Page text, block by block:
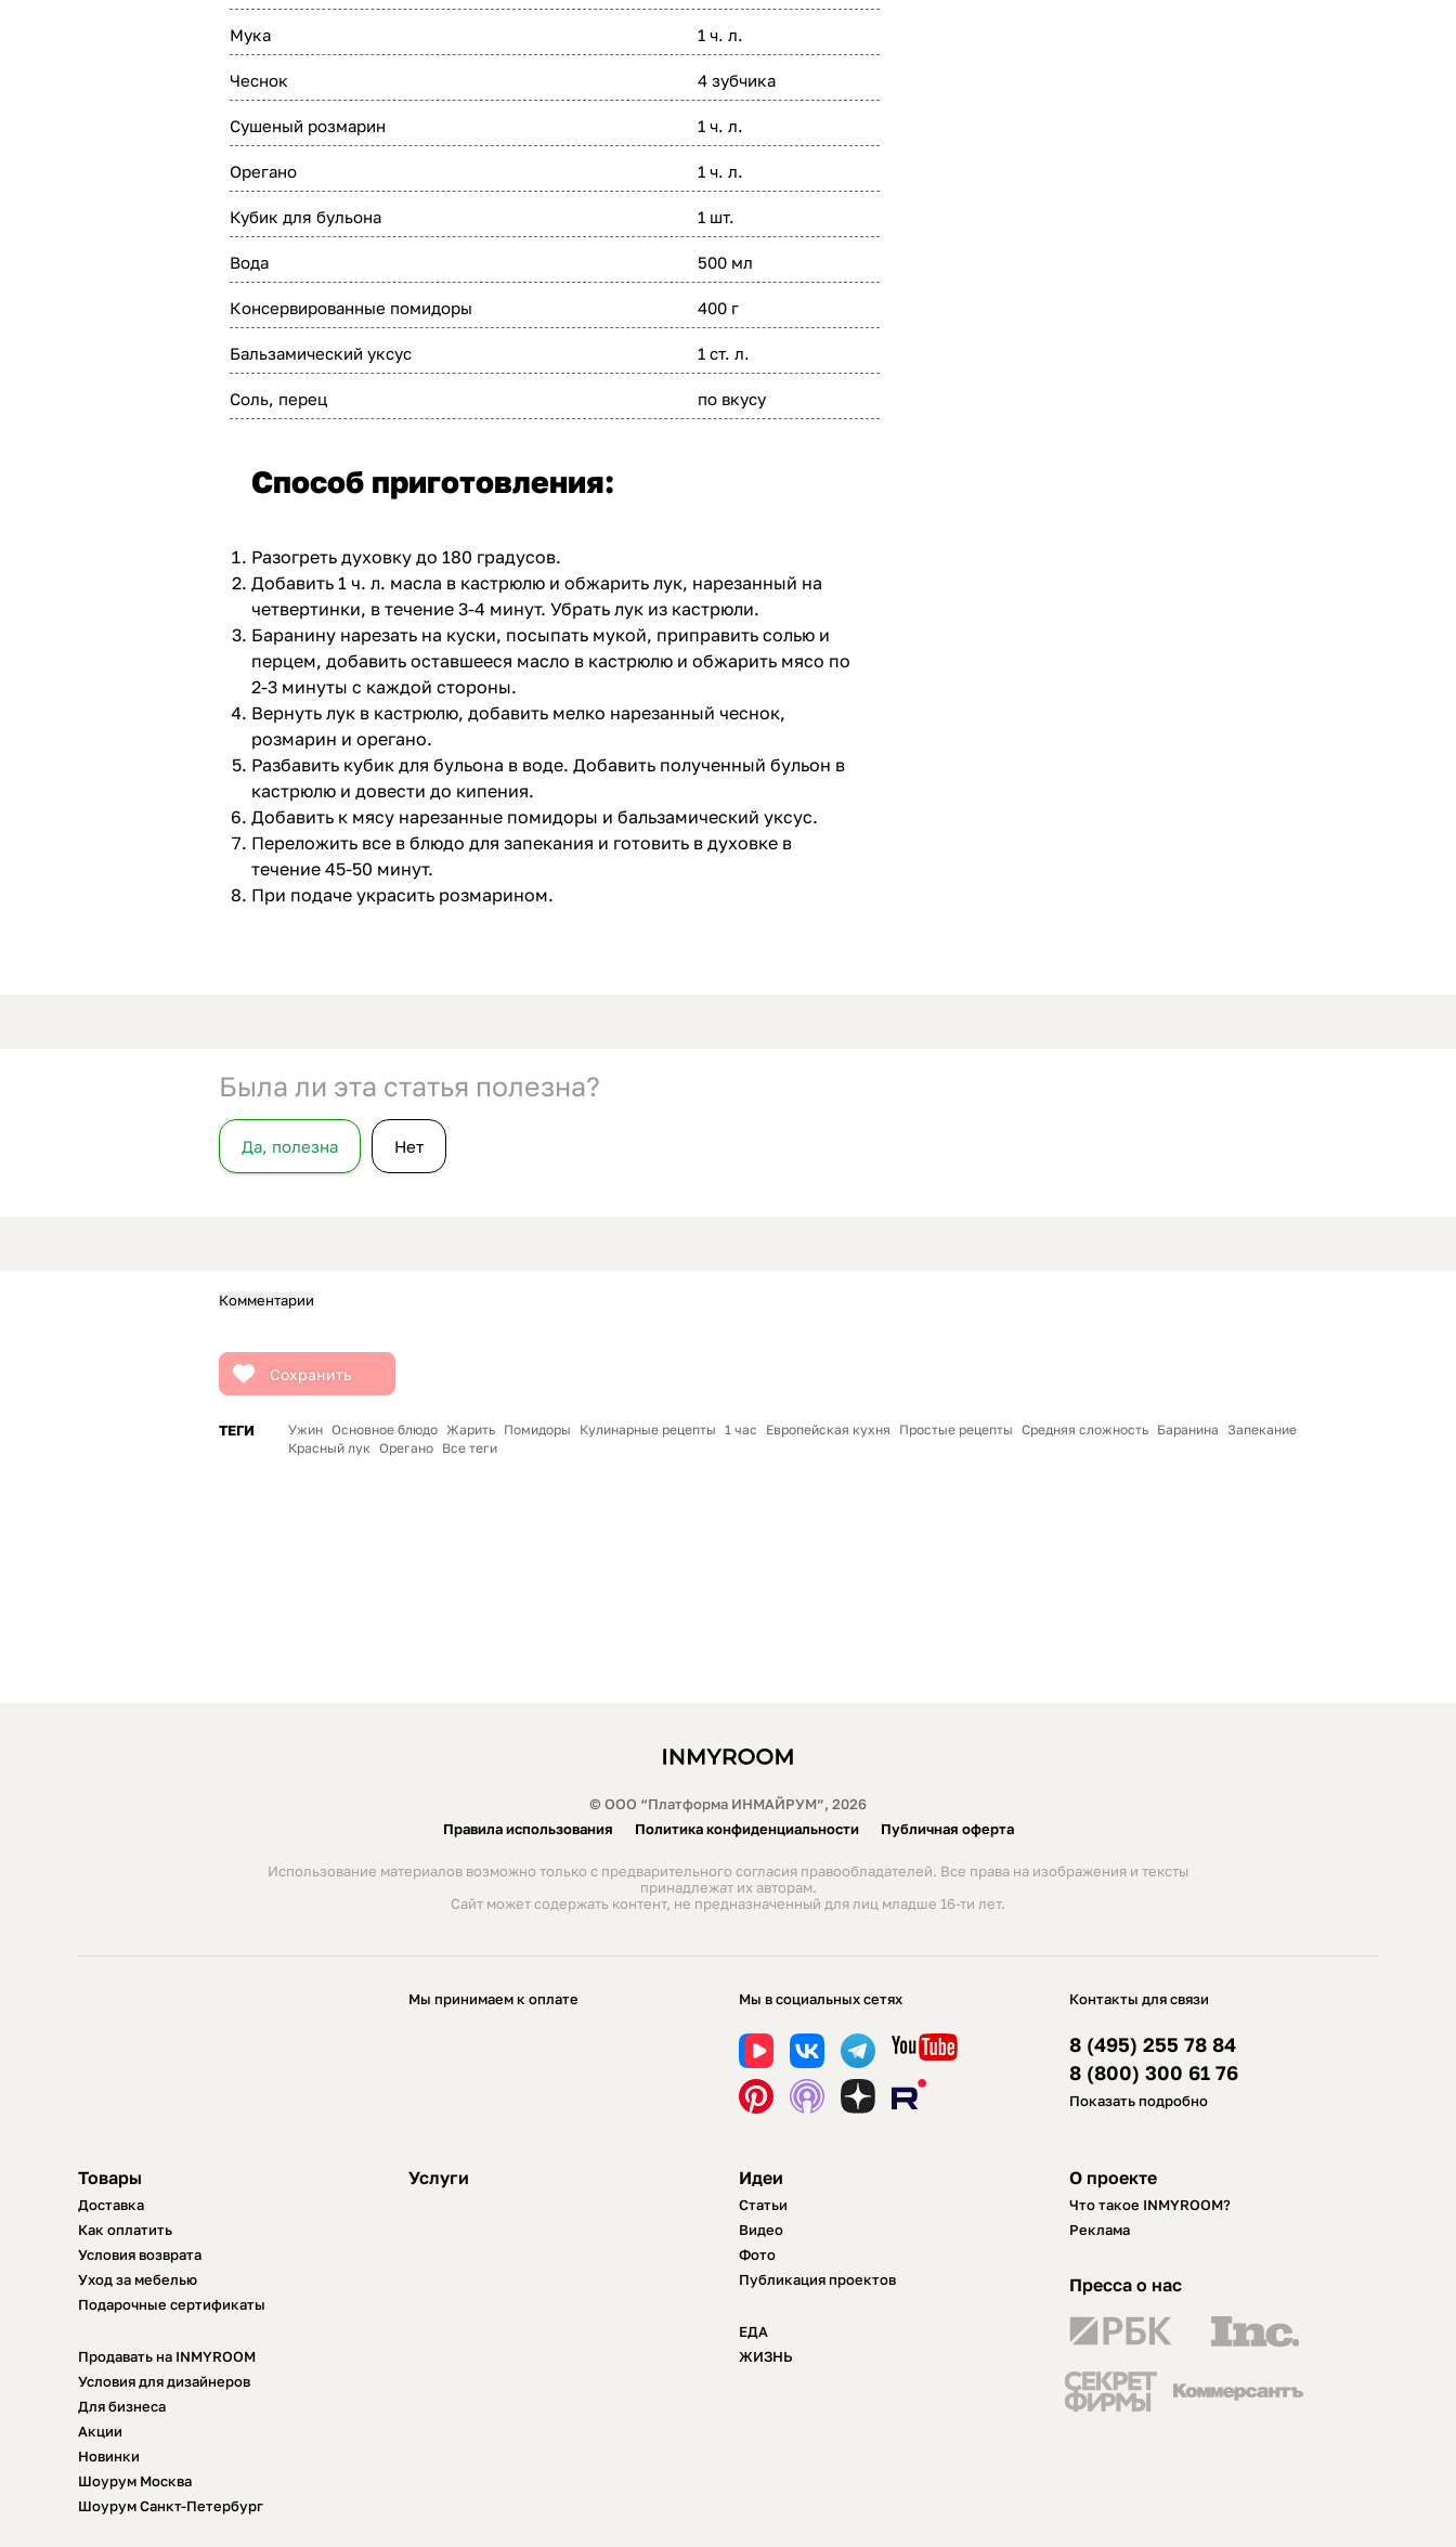
Мука 1 ч. л.
Чеснок 4 зубчика
Сушеный розмарин 1 ч. л.
Орегано 1 ч. л.
Кубик для бульона 1 шт.
Вода 500 мл
Консервированные помидоры 400 г
Бальзамический уксус 1 ст. л.
Соль, перец по вкусу
Способ приготовления:
Разогреть духовку до 180 градусов.
Добавить 1 ч. л. масла в кастрюлю и обжарить лук, нарезанный на
четвертинки, в течение 3-4 минут. Убрать лук из кастрюли.
Баранину нарезать на куски, посыпать мукой, приправить солью и
перцем, добавить оставшееся масло в кастрюлю и обжарить мясо по
2-3 минуты с каждой стороны.
Вернуть лук в кастрюлю, добавить мелко нарезанный чеснок,
розмарин и орегано.
Разбавить кубик для бульона в воде. Добавить полученный бульон в
кастрюлю и довести до кипения.
Добавить к мясу нарезанные помидоры и бальзамический уксус.
Переложить все в блюдо для запекания и готовить в духовке в
течение 45-50 минут.
При подаче украсить розмарином.
Была ли эта статья полезна?
Да, полезна Нет
Комментарии
Сохранить
ТЕГИ Ужин Основное блюдо Жарить Помидоры Кулинарные рецепты 1 час Европейская кухня Простые рецепты Средняя сложность Баранина
Запекание
Красный лук Орегано Все теги
© ООО “Платформа ИНМАЙРУМ”, 2026
Правила использования
Политика конфиденциальности Публичная оферта
Использование материалов возможно только с предварительного согласия правообладателей. Все права на изображения и тексты
принадлежат их авторам.
Сайт может содержать контент, не предназначенный для лиц младше 16-ти лет.
Мы принимаем к оплате Мы в социальных сетях Контакты для связи
8 (495) 255 78 84
8 (800) 300 61 76
Показать подробно
Товары
Доставка
Как оплатить
Условия возврата
Уход за мебелью
Подарочные сертификаты
Продавать на INMYROOM
Условия для дизайнеров
Для бизнеса
Акции
Новинки
Шоурум Москва
Шоурум Санкт-Петербург
Услуги Идеи
Статьи
Видео
Фото
Публикация проектов
ЕДА
ЖИЗНЬ
О проекте
Что такое INMYROOM?
Реклама
Пресса о нас